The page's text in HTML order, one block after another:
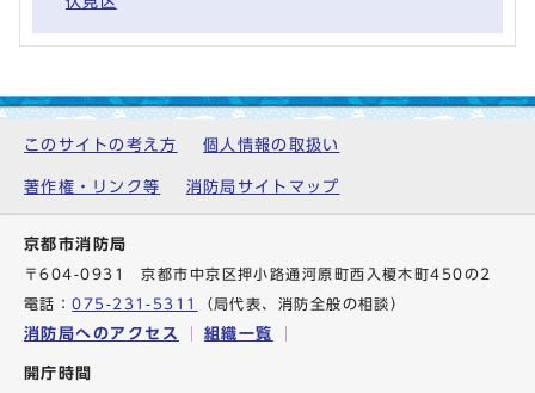
このサイトの考え方 個人情報の取扱い
著作権・リンク等 消防局サイトマップ
京都市消防局
〒604-0931 京都市中京区押小路通河原町西入榎木町450の2
電話：075-231-5311 （局代表、消防全般の相談）
消防局へのアクセス 組織一覧
開庁時間